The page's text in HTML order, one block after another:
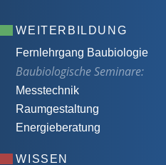
WEITERBILDUNG
Fernlehrgang Baubiologie
Baubiologische Seminare:
Messtechnik
Raumgestaltung
Energieberatung
WISSEN